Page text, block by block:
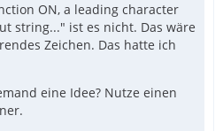
ON, a leading character
string..." ist es nicht. Das wäre
Zeichen. Das hatte ich
eine Idee? Nutze einen